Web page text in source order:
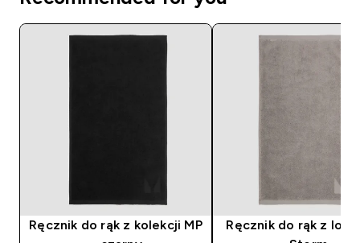
Ręcznik do rąk z kolekcji MP
Ręcznik do rąk z logo